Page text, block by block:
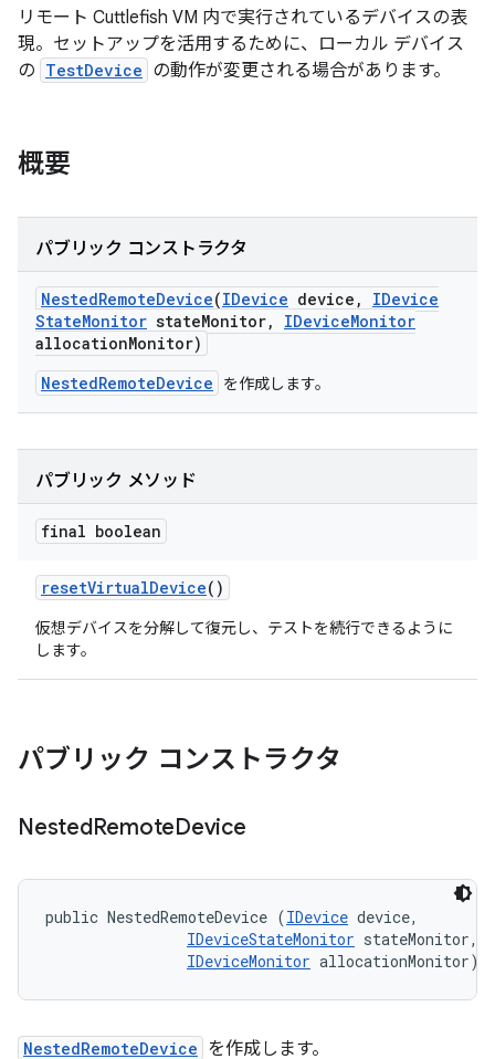
リモート Cuttlefish VM 内で実行されているデバイスの表
現。セットアップを活用するために、ローカル デバイス
の TestDevice の動作が変更される場合があります。
概要
パブリック コンストラクタ
NestedRemoteDevice(IDevice device ,
IDevice
StateMonitor stateMonitor, IDeviceMonitor
allocationMonitor)
NestedRemoteDevice
を作成します。
パブリック メソッド
final boolean
resetVirtualDevice()
仮想デバイスを分解して復元し、テストを続行できるように
します。
パブリック コンストラクタ
NestedRemoteDevice
public NestedRemoteDevice (IDevice device,
IDeviceStateMonitor stateMonitor,
IDeviceMonitor allocationMonitor)
NestedRemoteDevice を作成します。